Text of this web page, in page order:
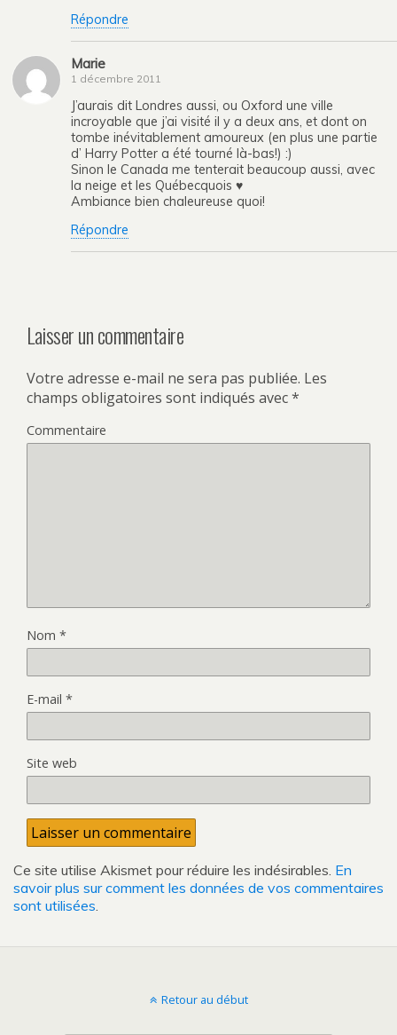
Répondre
Marie
1 décembre 2011
J’aurais dit Londres aussi, ou Oxford une ville
incroyable que j’ai visité il y a deux ans, et dont on
tombe inévitablement amoureux (en plus une partie
d’ Harry Potter a été tourné là-bas!) :)
Sinon le Canada me tenterait beaucoup aussi, avec
la neige et les Québecquois ♥
Ambiance bien chaleureuse quoi!
Répondre
Laisser un commentaire
Votre adresse e-mail ne sera pas publiée. Les
champs obligatoires sont indiqués avec*
Commentaire
Nom *
E-mail *
Site web
Ce site utilise Akismet pour réduire les indésirables. En
savoir plus sur comment les données de vos commentaires
sont utilisées
Retour au début